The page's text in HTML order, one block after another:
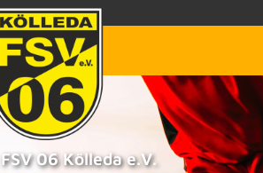
FSV 06 Kölleda e.V.